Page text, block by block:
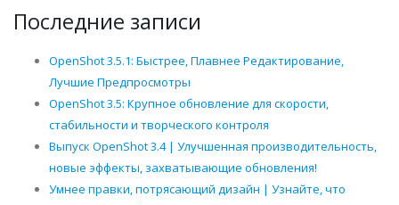
Последние записи
OpenShot 3.5.1: Быстрее, Плавнее Редактирование,
Лучшие Предпросмотры
OpenShot 3.5: Крупное обновление для скорости,
стабильности и творческого контроля
Выпуск OpenShot 3.4 | Улучшенная производительность,
новые эффекты, захватывающие обновления!
Умнее правки, потрясающий дизайн | Узнайте, что